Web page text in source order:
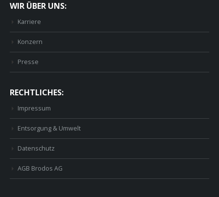
WIR ÜBER UNS:
Karriere
Konzern
Presse
RECHTLICHES:
Impressum
Entsorgung & Umwelt
Datenschutz
AGB Brodos AG